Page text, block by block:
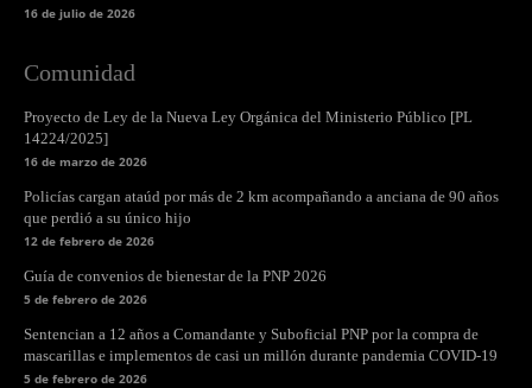
16 de julio de 2026
Comunidad
Proyecto de Ley de la Nueva Ley Orgánica del Ministerio Público [PL
14224/2025]
16 de marzo de 2026
Policías cargan ataúd por más de 2 km acompañando a anciana de 90 años
que perdió a su único hijo
12 de febrero de 2026
Guía de convenios de bienestar de la PNP 2026
5 de febrero de 2026
Sentencian a 12 años a Comandante y Suboficial PNP por la compra de
mascarillas e implementos de casi un millón durante pandemia COVID-19
5 de febrero de 2026